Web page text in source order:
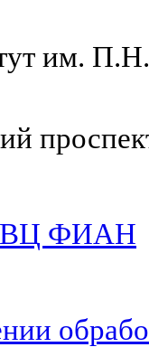
им.
ВЦ ФИАН